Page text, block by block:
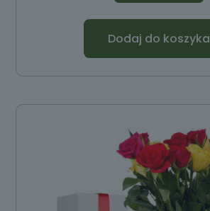
Dodaj do koszyka